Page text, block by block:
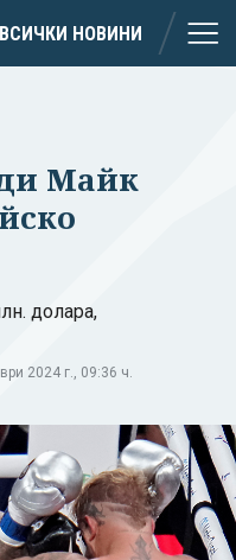
ВСИЧКИ НОВИНИ
Майк
долара,
2024 г., 09:36 ч.